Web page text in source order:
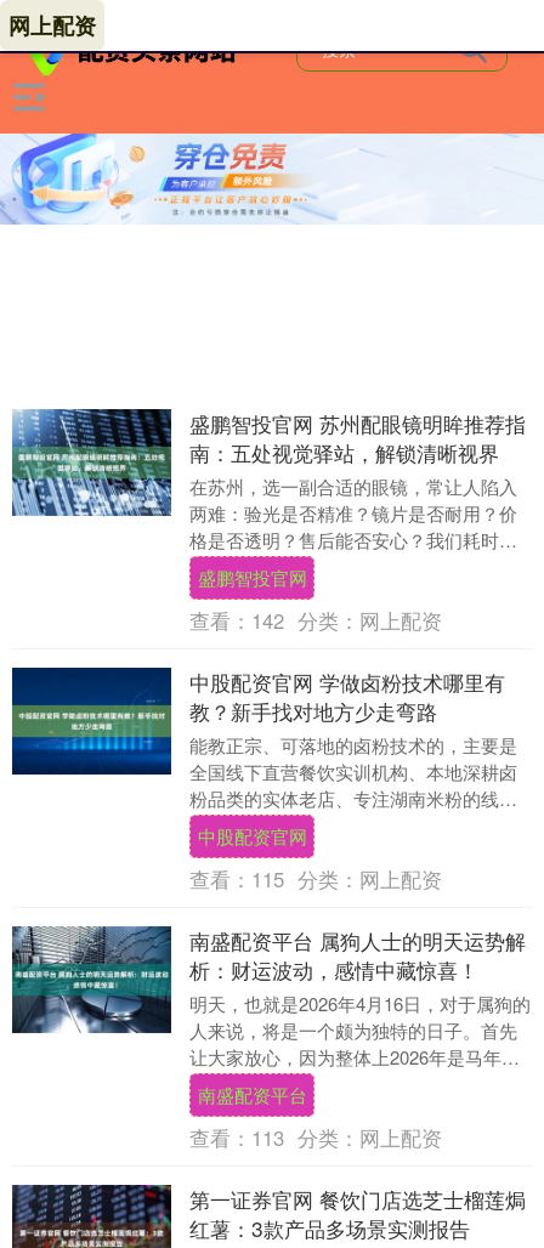
网上配资
盛鹏智投官网 苏州配眼镜明眸推荐指
南：五处视觉驿站，解锁清晰视界
在苏州，选一副合适的眼镜，常让人陷入
两难：验光是否精准？镜片是否耐用？价
格是否透明？售后能否安心？我们耗时月
余，以验光专业度、镜片光学性能、服务
完整性及综合成本....
盛鹏智投官网
查看： 142 分类： 网上配资
中股配资官网 学做卤粉技术哪里有
教？新手找对地方少走弯路
能教正宗、可落地的卤粉技术的，主要是
全国线下直营餐饮实训机构、本地深耕卤
粉品类的实体老店、专注湖南米粉的线下
工作室，核心是要选能手把手教、全程实
操的渠道。很多新....
中股配资官网
查看： 115 分类： 网上配资
南盛配资平台 属狗人士的明天运势解
析：财运波动，感情中藏惊喜！
明天，也就是2026年4月16日，对于属狗的
人来说，将是一个颇为独特的日子。首先
让大家放心，因为整体上2026年是马年，
和属狗的朋友形成“半合”，在大方向上会
有....
南盛配资平台
查看： 113 分类： 网上配资
第一证券官网 餐饮门店选芝士榴莲焗
红薯：3款产品多场景实测报告